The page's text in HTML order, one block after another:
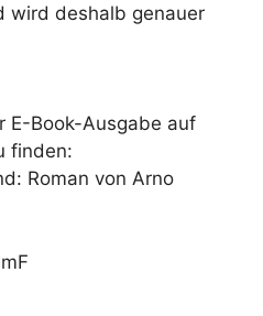
wird deshalb genauer
E-Book-Ausgabe auf
finden:
Roman von Arno